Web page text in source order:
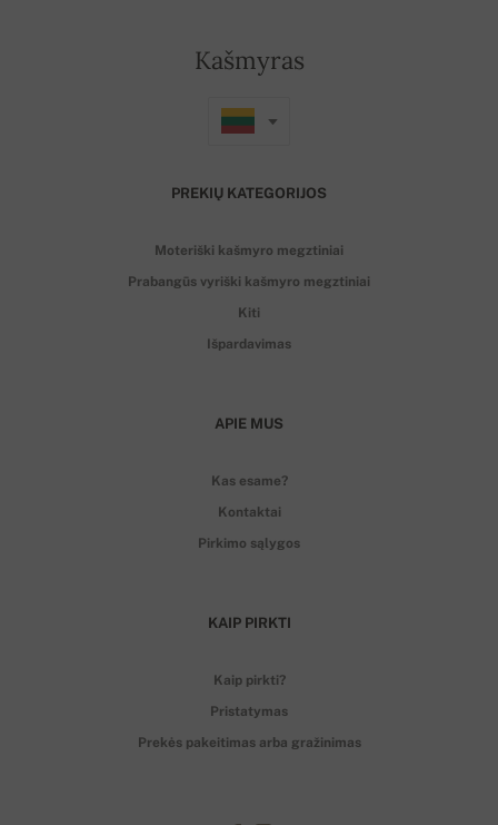
Kašmyras
PREKIŲ KATEGORIJOS
Moteriški kašmyro megztiniai
Prabangūs vyriški kašmyro megztiniai
Kiti
Išpardavimas
APIE MUS
Kas esame?
Kontaktai
Pirkimo sąlygos
KAIP PIRKTI
Kaip pirkti?
Pristatymas
Prekės pakeitimas arba gražinimas